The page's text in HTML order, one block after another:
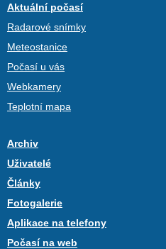
Aktuální počasí
Radarové snímky
Meteostanice
Počasí u vás
Webkamery
Teplotní mapa
Archiv
Uživatelé
Články
Fotogalerie
Aplikace na telefony
Počasí na web